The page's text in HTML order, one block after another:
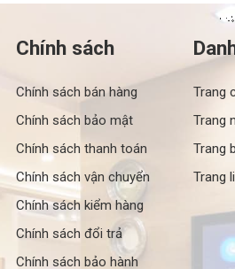
Chính sách
Chính sách bán hàng
Chính sách bảo mật
Chính sách thanh toán
Chính sách vận chuyển
Chính sách kiểm hàng
Chính sách đổi trả
Chính sách bảo hành
Trang
Trang
Trang
Trang